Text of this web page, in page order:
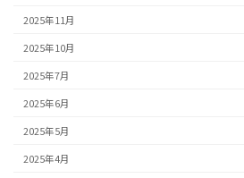
2025年11月
2025年10月
2025年7月
2025年6月
2025年5月
2025年4月